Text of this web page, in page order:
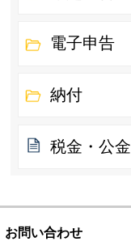
電子申告
納付
税金・公金
お問い合わせ